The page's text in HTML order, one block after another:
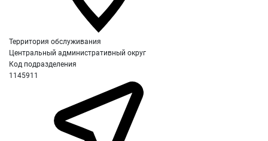
Территория обслуживания
Центральный административный округ
Код подразделения
1145911